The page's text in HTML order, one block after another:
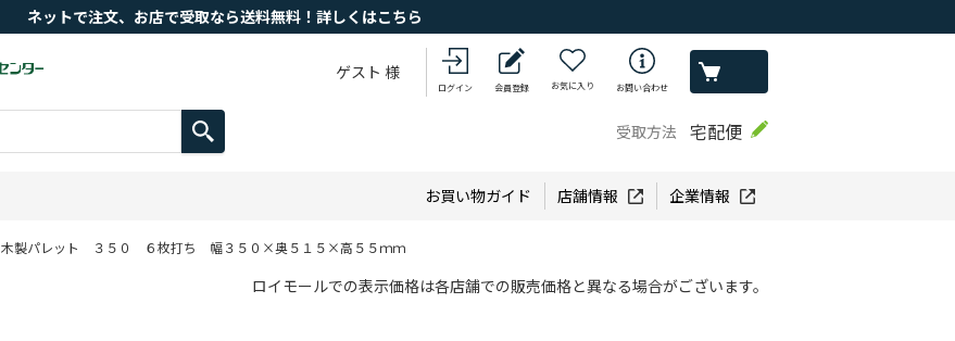
ネットで注文、お店で受取なら送料無料！詳しくはこちら
ゲスト 様
ログイン 会員登録 お気に入り お問い合わせ
受取方法 宅配便
お買い物ガイド 店舗情報 企業情報
木製パレット ３５０ ６枚打ち 幅３５０×奥５１５×高５５ｍｍ
ロイモールでの表示価格は各店舗での販売価格と異なる場合がございます。